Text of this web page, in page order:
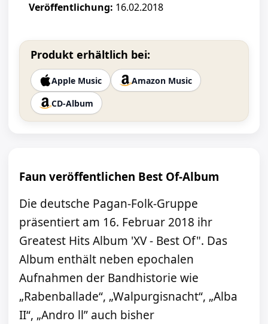
Veröffentlichung: 16.02.2018
Produkt erhältlich bei:
Apple Music
Amazon Music
CD-Album
Faun veröffentlichen Best Of-Album
Die deutsche Pagan-Folk-Gruppe
präsentiert am 16. Februar 2018 ihr
Greatest Hits Album 'XV - Best Of". Das
Album enthält neben epochalen
Aufnahmen der Bandhistorie wie
„Rabenballade“, „Walpurgisnacht“, „Alba
II“, „Andro ll” auch bisher